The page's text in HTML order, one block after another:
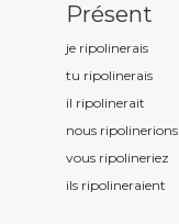
Présent
je ripolinerais
tu ripolinerais
il ripolinerait
nous ripolinerions
vous ripolineriez
ils ripolineraient